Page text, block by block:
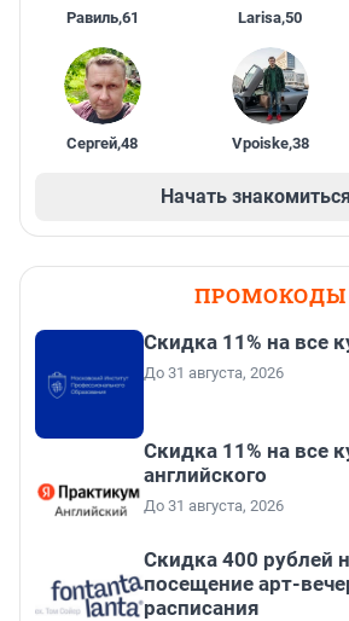
Равиль,61 Larisa,50
Сергей,48 Vpoiske,38
Начать знакомиться
ПРОМОКОДЫ
Скидка 11% на все
До 31 августа, 2026
Скидка 11% на все
английского
До 31 августа, 2026
Cкидка 400 рублей
посещение арт-
расписания